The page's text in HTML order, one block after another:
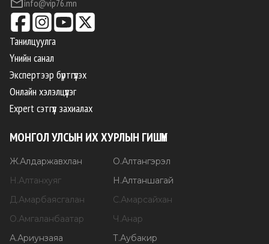
info@vip76.mn
Танилцуулга
Үнийн санал
Экспертээр бүртгүүлэх
Онлайн хэлэлцүүлэг
Expert сэтгүүл захиалах
МОНГОЛ УЛСЫН ИХ ХУРЛЫН ГИШҮҮН
Ж.Алдаржавхлан О.Алтангэрэл
Н.Алтанхуяг Н.Алтаншагай
Д.Амарбаясгалан С.Амарсайхан
О.Амгаланбаатар Ч.Анар
А.Ариунзаяа Т.Аубакир